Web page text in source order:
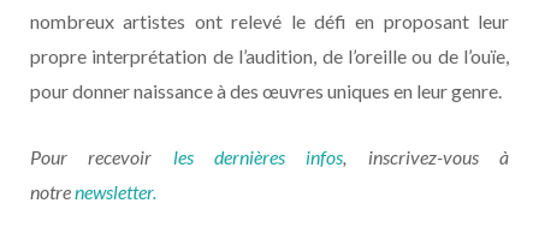
nombreux artistes ont relevé le défi en proposant leur
propre interprétation de l’audition, de l’oreille ou de l’ouïe,
pour donner naissance à des œuvres uniques en leur genre.
Pour recevoir les dernières infos, inscrivez-vous à
notrenewsletter.